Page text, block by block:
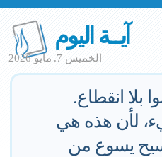
آيــة اليوم
الخميس 7. مايو 2026
بلا انقطاع.
لأن هذه هي
يسوع من